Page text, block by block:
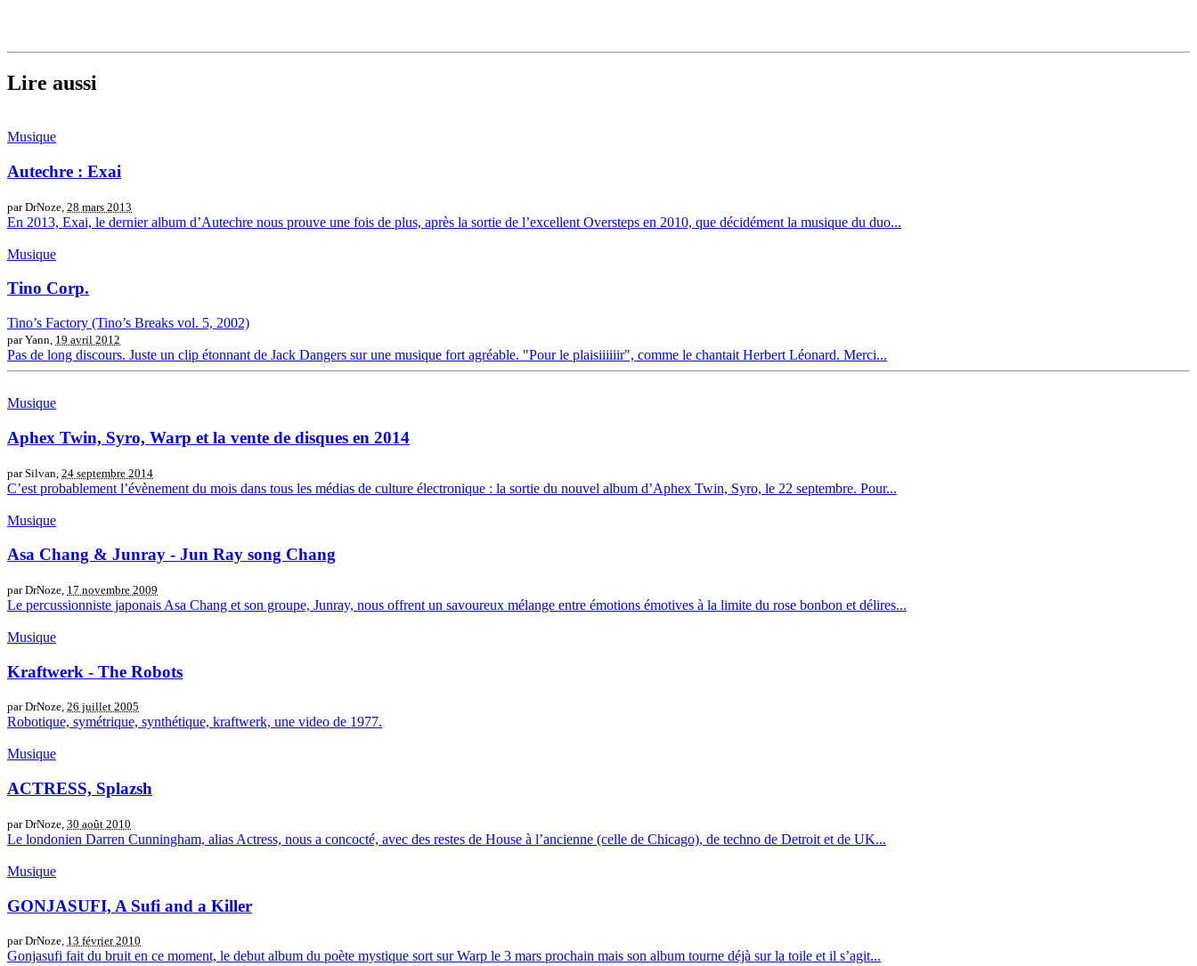
Lire aussi
Musique
Autechre : Exai
par DrNoze, 28 mars 2013
En 2013, Exai, le dernier album d’Autechre nous prouve une fois de plus, après la sortie de l’excellent Oversteps en 2010, que décidément la musique du duo...
Musique
Tino Corp.
Tino’s Factory (Tino’s Breaks vol. 5, 2002)
par Yann, 19 avril 2012
Pas de long discours. Juste un clip étonnant de Jack Dangers sur une musique fort agréable. "Pour le plaisiiiiiir", comme le chantait Herbert Léonard. Merci...
Musique
Aphex Twin, Syro, Warp et la vente de disques en 2014
par Silvan, 24 septembre 2014
C’est probablement l’évènement du mois dans tous les médias de culture électronique : la sortie du nouvel album d’Aphex Twin, Syro, le 22 septembre. Pour...
Musique
Asa Chang & Junray - Jun Ray song Chang
par DrNoze, 17 novembre 2009
Le percussionniste japonais Asa Chang et son groupe, Junray, nous offrent un savoureux mélange entre émotions émotives à la limite du rose bonbon et délires...
Musique
Kraftwerk - The Robots
par DrNoze, 26 juillet 2005
Robotique, symétrique, synthétique, kraftwerk, une video de 1977.
Musique
ACTRESS, Splazsh
par DrNoze, 30 août 2010
Le londonien Darren Cunningham, alias Actress, nous a concocté, avec des restes de House à l’ancienne (celle de Chicago), de techno de Detroit et de UK...
Musique
GONJASUFI, A Sufi and a Killer
par DrNoze, 13 février 2010
Gonjasufi fait du bruit en ce moment, le debut album du poète mystique sort sur Warp le 3 mars prochain mais son album tourne déjà sur la toile et il s’agit...